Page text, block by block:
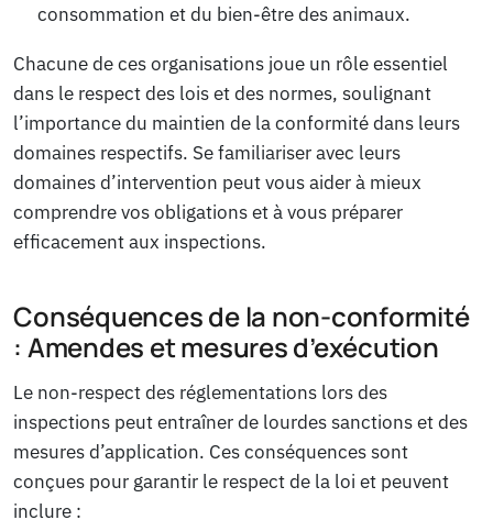
consommation et du bien-être des animaux.
Chacune de ces organisations joue un rôle essentiel
dans le respect des lois et des normes, soulignant
l’importance du maintien de la conformité dans leurs
domaines respectifs. Se familiariser avec leurs
domaines d’intervention peut vous aider à mieux
comprendre vos obligations et à vous préparer
efficacement aux inspections.
Conséquences de la non-conformité
: Amendes et mesures d’exécution
Le non-respect des réglementations lors des
inspections peut entraîner de lourdes sanctions et des
mesures d’application. Ces conséquences sont
conçues pour garantir le respect de la loi et peuvent
inclure :